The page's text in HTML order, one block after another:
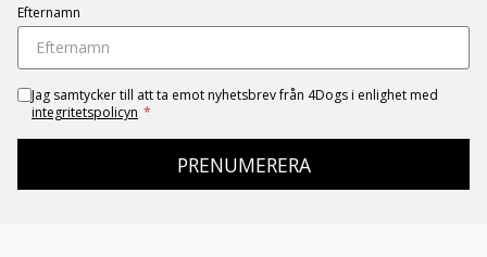
Efternamn
Jag samtycker till att ta emot nyhetsbrev från 4Dogs i enlighet med
integritetspolicyn *
PRENUMERERA